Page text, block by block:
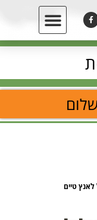
טיים